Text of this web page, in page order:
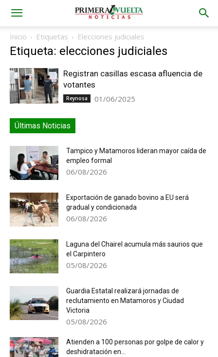
Inicio Etiquetas Elecciones judiciales
Etiqueta: elecciones judiciales
Registran casillas escasa afluencia de
votantes
Reynosa 01/06/2025
Últimas Noticias
Tampico y Matamoros lideran mayor caída de
empleo formal
06/08/2026
Exportación de ganado bovino a EU será
gradual y condicionada
06/08/2026
Laguna del Chairel acumula más saurios que
el Carpintero
05/08/2026
Guardia Estatal realizará jornadas de
reclutamiento en Matamoros y Ciudad
Victoria
05/08/2026
Atienden a 100 personas por golpe de calor y
deshidratación en...